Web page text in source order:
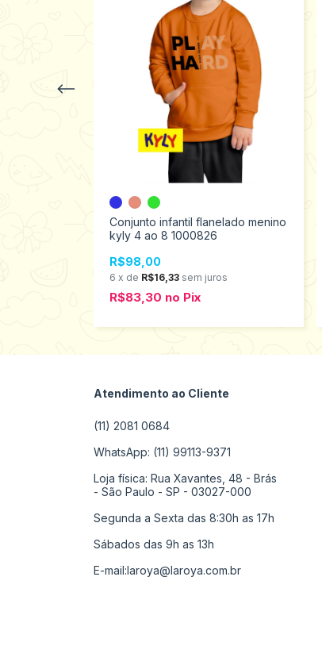
Conjunto infantil flanelado menino
kyly 4 ao 8 1000826
R$98,00
6 x de R$16,33 sem juros
R$83,30 no Pix
Atendimento ao Cliente
(11) 2081 0684
WhatsApp: (11) 99113-9371
Loja física: Rua Xavantes, 48 - Brás
- São Paulo - SP - 03027-000
Segunda a Sexta das 8:30h as 17h
Sábados das 9h as 13h
E-mail:laroya@laroya.com.br